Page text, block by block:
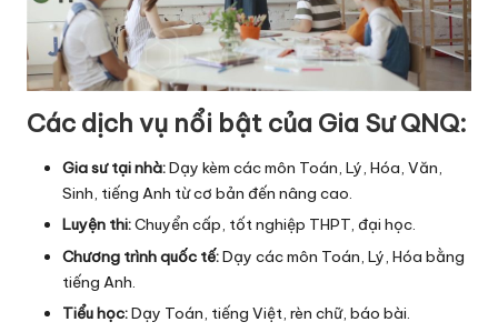
Các dịch vụ nổi bật của Gia Sư QNQ:
Gia sư tại nhà:Dạy kèm các môn Toán, Lý, Hóa, Văn,
Sinh, tiếng Anh từ cơ bản đến nâng cao.
Luyện thi:Chuyển cấp, tốt nghiệp THPT, đại học.
Chương trình quốc tế:Dạy các môn Toán, Lý, Hóa bằng
tiếng Anh.
Tiểu học:Dạy Toán, tiếng Việt, rèn chữ, báo bài.